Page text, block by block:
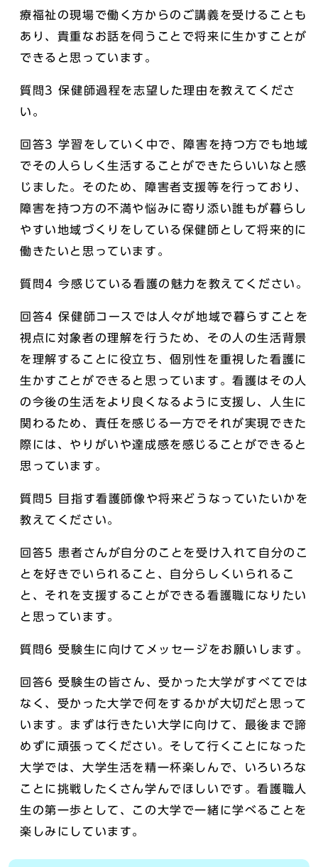
療福祉の現場で働く方からのご講義を受けることも
あり、貴重なお話を伺うことで将来に生かすことが
できると思っています。
質問3 保健師過程を志望した理由を教えてくださ
い。
回答3 学習をしていく中で、障害を持つ方でも地域
でその人らしく生活することができたらいいなと感
じました。そのため、障害者支援等を行っており、
障害を持つ方の不満や悩みに寄り添い誰もが暮らし
やすい地域づくりをしている保健師として将来的に
働きたいと思っています。
質問4 今感じている看護の魅力を教えてください。
回答4 保健師コースでは人々が地域で暮らすことを
視点に対象者の理解を行うため、その人の生活背景
を理解することに役立ち、個別性を重視した看護に
生かすことができると思っています。看護はその人
の今後の生活をより良くなるように支援し、人生に
関わるため、責任を感じる一方でそれが実現できた
際には、やりがいや達成感を感じることができると
思っています。
質問5 目指す看護師像や将来どうなっていたいかを
教えてください。
回答5 患者さんが自分のことを受け入れて自分のこ
とを好きでいられること、自分らしくいられるこ
と、それを支援することができる看護職になりたい
と思っています。
質問6 受験生に向けてメッセージをお願いします。
回答6 受験生の皆さん、受かった大学がすべてでは
なく、受かった大学で何をするかが大切だと思って
います。まずは行きたい大学に向けて、最後まで諦
めずに頑張ってください。そして行くことになった
大学では、大学生活を精一杯楽しんで、いろいろな
ことに挑戦したくさん学んでほしいです。看護職人
生の第一歩として、この大学で一緒に学べることを
楽しみにしています。